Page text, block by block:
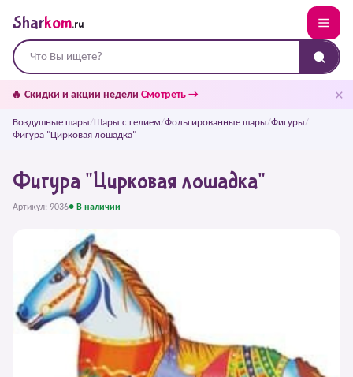
Sharkom.ru
🔥 Скидки и акции недели Смотреть → ✕
Воздушные шары/Шары с гелием/Фольгированные шары/Фигуры/
Фигура "Цирковая лошадка"
Фигура "Цирковая лошадка"
Артикул: 9036● В наличии